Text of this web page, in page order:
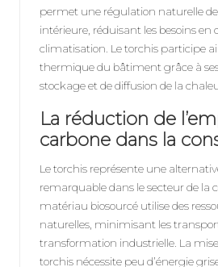
permet une régulation naturelle
intérieure, réduisant les besoins en
climatisation. Le torchis participe
thermique du bâtiment grâce à
stockage et de diffusion de la
La réduction de
carbone dans la
Le torchis représente une
remarquable dans le secteur de la
matériau biosourcé utilise des
naturelles, minimisant les
transformation industrielle. La
torchis nécessite peu d’énergie